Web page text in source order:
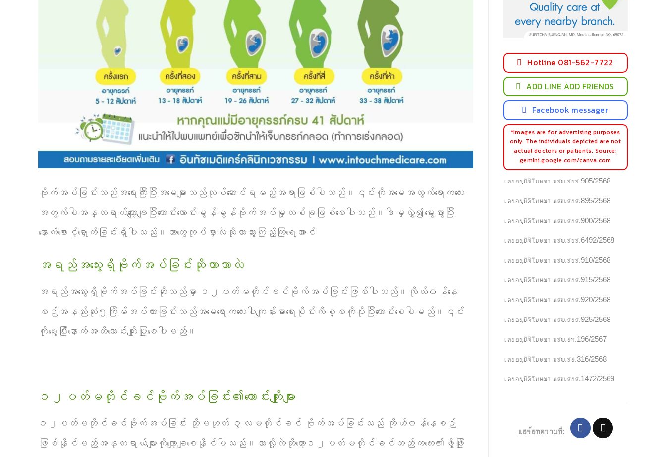
ဗိုက်အပ်ခြင်းသည်အရေးကြီးပြီးအမေများသည်လုပ်ဆောင်ရမည့်အရာဖြစ်ပါသည်။၎င်းကိုအမေအတွက်ရောကလေး
အတွက်ပါအန္တရာယ်လျော့ချပြီးကောင်းကောင်းမွန်မွန်ဗိုက်အပ်မှုတစ်ခုဖြစ်စေပါသည်။ဒါမှလွှဲ၍မွေးဖွားပြီး
နောက်စောင့်ရှောက်ခြင်းရှိပါသည်။ဘာတွေလုပ်မှာလဲဆိုတာသွားကြည့်ကြရေအာင်
အရည်အသွေးရှိဗိုက်အပ်ခြင်းဆိုတာဘာလဲ
အရည်အသွေးရှိဗိုက်အပ်ခြင်းဆိုသည်မှာ ၁၂ပတ်မတိုင်ခင်ဗိုက်အပ်ခြင်းဖြစ်ပါသည်။ကိုယ်၀န်နေ
စဉ်အနည်းဆုံး၅ကြိမ်အပ်ထားခြင်းသည်အမေရောကလေးပါကျန်းမာရေးပိုင်းကိစ္စကိုပိုပြီးကောင်းစေပါမည်။၎င်း
ကိုမွေးပြီးနောက်အထိကောင်းကျိုးပြုစေပါမည်။
၁၂ပတ်မတိုင်ခင်ဗိုက်အပ်ခြင်း၏ကောင်းကျိုးများ
၁၂ပတ်မတိုင်ခင်ဗိုက်အပ်ခြင်း သို့မဟုတ် ၃လမတိုင်ခင် ဗိုက်အပ်ခြင်းသည် ကိုယ်၀န်နေစဉ်
ဖြစ်နိုင်မည့်အန္တရာယ်များကိုလျော့ချစေနိုင်ပါသည်။ဘာလို့လဲဆိုတော့၁၂ပတ်မတိုင်ခင်သည်ကလေး၏ဖွိ့ဖြိုး
Hotline 081-562-7722
ADD LINE ADD FRIENDS
Facebook messager
*Images are for advertising purposes
only. The individuals depicted are not
actual doctors or patients. Source:
gemini.google.com/canva.com
เลขอนุมัติโฆษณา ฆสพ.สบส.905/2568
เลขอนุมัติโฆษณา ฆสพ.สบส.895/2568
เลขอนุมัติโฆษณา ฆสพ.สบส.900/2568
เลขอนุมัติโฆษณา ฆสพ.สบส.6492/2568
เลขอนุมัติโฆษณา ฆสพ.สบส.910/2568
เลขอนุมัติโฆษณา ฆสพ.สบส.915/2568
เลขอนุมัติโฆษณา ฆสพ.สบส.920/2568
เลขอนุมัติโฆษณา ฆสพ.สบส.925/2568
เลขอนุมัติโฆษณา ฆสพ.ปท.196/2567
เลขอนุมัติโฆษณา ฆสพ.สป.316/2568
เลขอนุมัติโฆษณา ฆสพ.สบส.1472/2569
แชร์บทความที่: